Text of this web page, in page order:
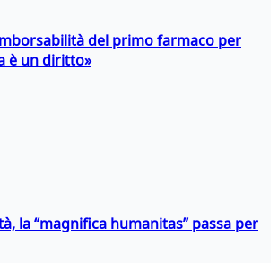
del primo farmaco per
è un diritto»
la “magnifica humanitas” passa per